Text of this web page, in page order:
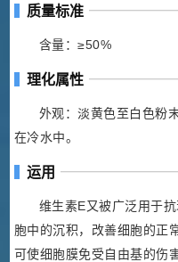
质量标准
含量：≥50%
理化属性
外观：淡黄色至白色粉
在冷水中。
运用
维生素E又被广泛用于
胞中的沉积，改善细胞的正
可使细胞膜免受自由基的伤